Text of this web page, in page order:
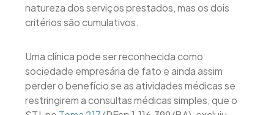
natureza dos serviços prestados, mas os dois
critérios são cumulativos.
Uma clínica pode ser reconhecida como
sociedade empresária de fato e ainda assim
perder o benefício se as atividades médicas se
restringirem a consultas médicas simples, que o